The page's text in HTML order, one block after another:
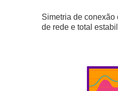
Simetria de conexão
de rede e total